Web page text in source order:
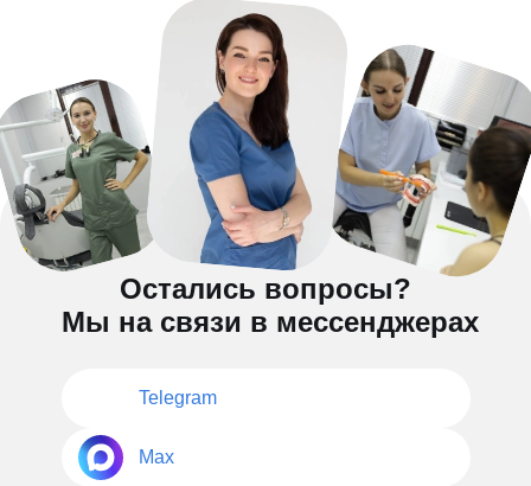
Остались вопросы?
Мы на связи в мессенджерах
Telegram
Max